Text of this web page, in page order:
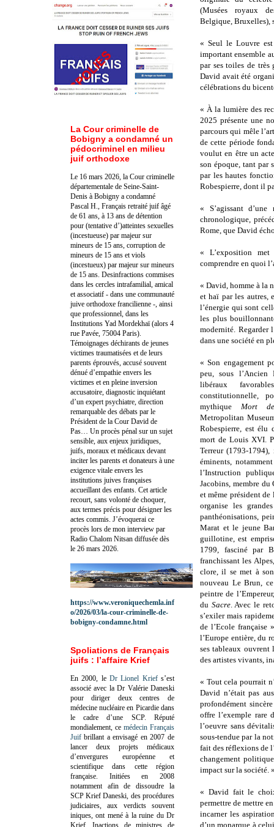
(Musées royaux
Belgique, Bruxelles),
« Seul le Louvre
important ensemble
par ses toiles de très
David avait été
célébrations du
« À la lumière des
2025 présente une
parcours qui mêle
de cette période
voulut en être un
son époque, tant par
par les hautes
Robespierre, dont il
« S’agissant
chronologique,
Rome, que David
« L’exposition
comprendre en quoi
« David, homme à la
et haï par les autres,
l’énergie qui sont
les plus
modernité. Regarder
dans une société en
« Son engagement
peu, sous l’Ancien
libéraux
constitutionnelle,
mythique Mort
Metropolitan
Robespierre, est élu
mort de Louis XVI.
Terreur (1793-
éminents,
l’Instruction
Jacobins, membre du
et même président
organise les
panthéonisations,
Marat et le jeune
guillotine, est
1799, fasciné par
franchissant les
clore, il se met à
nouveau Le Brun,
peintre de
du Sacre. Avec le
s’exiler mais
de l’Ecole française
l’Europe entière, du
ses tableaux ouvrent
des artistes vivants,
« Tout cela pourrait
David n’était pas
profondément
offre l’exemple rare
l’oeuvre sans
sous-tendue par la
fait des réflexions de
changement
impact sur la société.
« David fait le
permettre de mettre
incarner les
d’un monarque à
La Cour criminelle de
Bobigny a condamné un
pédocriminel en milieu
juif orthodoxe
Le 16 mars 2026, la Cour criminelle
départementale de Seine-Saint-
Denis à Bobigny a condamné
Pascal H., Français retraité juif âgé
de 61 ans, à 13 ans de détention
pour (tentative d’)atteintes sexuelles
(incestueuse) par majeur sur
mineurs de 15 ans, corruption de
mineurs de 15 ans et viols
(incestueux) par majeur sur mineurs
de 15 ans. Desinfractions commises
dans les cercles intrafamilial, amical
et associatif - dans une communauté
juive orthodoxe francilienne -, ainsi
que professionnel, dans les
Institutions Yad Mordekhaï (alors 4
rue Pavée, 75004 Paris).
Témoignages déchirants de jeunes
victimes traumatisées et de leurs
parents éprouvés, accusé souvent
dénué d’empathie envers les
victimes et en pleine inversion
accusatoire, diagnostic inquiétant
d’un expert psychiatre, direction
remarquable des débats par le
Président de la Cour David de
Pas… Un procès pénal sur un sujet
sensible, aux enjeux juridiques,
juifs, moraux et médicaux devant
inciter les parents et donateurs à une
exigence vitale envers les
institutions juives françaises
accueillant des enfants. Cet article
recourt, sans volonté de choquer,
aux termes précis pour désigner les
actes commis. J’évoquerai ce
procès lors de mon interview par
Radio Chalom Nitsan diffusée dès
le 26 mars 2026.
https://www.veroniquechemla.inf
o/2026/03/la-cour-criminelle-de-
bobigny-condamne.html
Spoliations de Français
juifs : l’affaire Krief
En 2000, le Dr Lionel Kriefs’est
associé avec la Dr Valérie Daneski
pour diriger deux centres de
médecine nucléaire en Picardie dans
le cadre d’une SCP. Réputé
mondialement, ce médecin Français
Juif brillant a envisagé en 2007 de
lancer deux projets médicaux
d’envergures européenne et
scientifique dans cette région
française. Initiées en 2008
notamment afin de dissoudre la
SCP Krief Daneski, des procédures
judiciaires, aux verdicts souvent
iniques, ont mené à la ruine du Dr
Krief.Inactions de ministres de